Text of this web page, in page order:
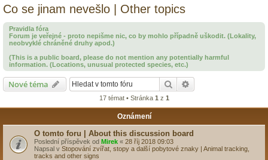
Co se jinam nevešlo | Other topics
Pravidla fóra
Forum je veřejné - proto nepišme nic, co by mohlo případně uškodit. (Lokality,
neobvyklé chráněné druhy apod.)
(This is a public board, please do not mention any potentially harmful
information. (Locations, unusual protected species, etc.)
Nové téma Hledat
17 témat • Stránka 1 z 1
Oznámení
O tomto foru | About this discussion board
Poslední příspěvek od Mirek « 28 říj 2018 09:03
Napsal v Stopování zvířat, stopy a další pobytové znaky | Animal tracking,
tracks and other signs